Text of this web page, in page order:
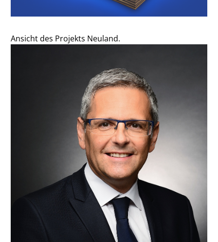
Ansicht des Projekts Neuland.